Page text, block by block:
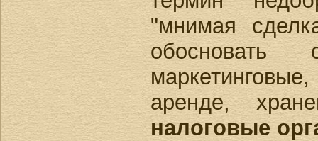
"мнимая
аренде,
налоговые